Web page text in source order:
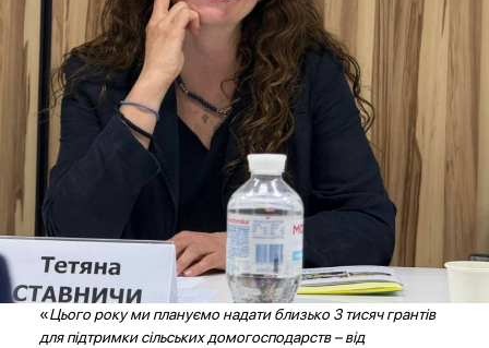
«Цього року ми плануємо надати близько 3 тисяч грантів
для підтримки сільських домогосподарств – від